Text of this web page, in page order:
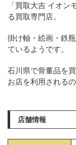
「買取大吉 イオ
る買取専門店。
掛け軸・絵画・鉄
ているようです。
石川県で骨董品を
お店を利用される
店舗情報